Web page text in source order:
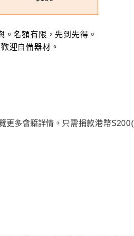
。名額有限，先到先得。
迎自備器材。
更多會籍詳情。 只需捐款港幣